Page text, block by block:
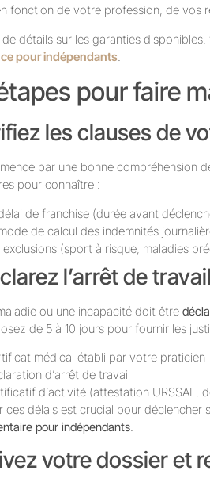
fonction de votre profession, de vos
de détails sur les garanties
pour indépendants.
pour faire
les clauses de
par une bonne compréhension
pour connaître :
de franchise (durée avant
de calcul des indemnités
exclusions (sport à risque, maladies
l’arrêt de
ou une incapacité doit être
de 5 à 10 jours pour fournir les
médical établi par votre praticien
d’arrêt de travail
d’activité (attestation URSSAF,
ces délais est crucial pour déclencher
pour indépendants.
votre dossier et